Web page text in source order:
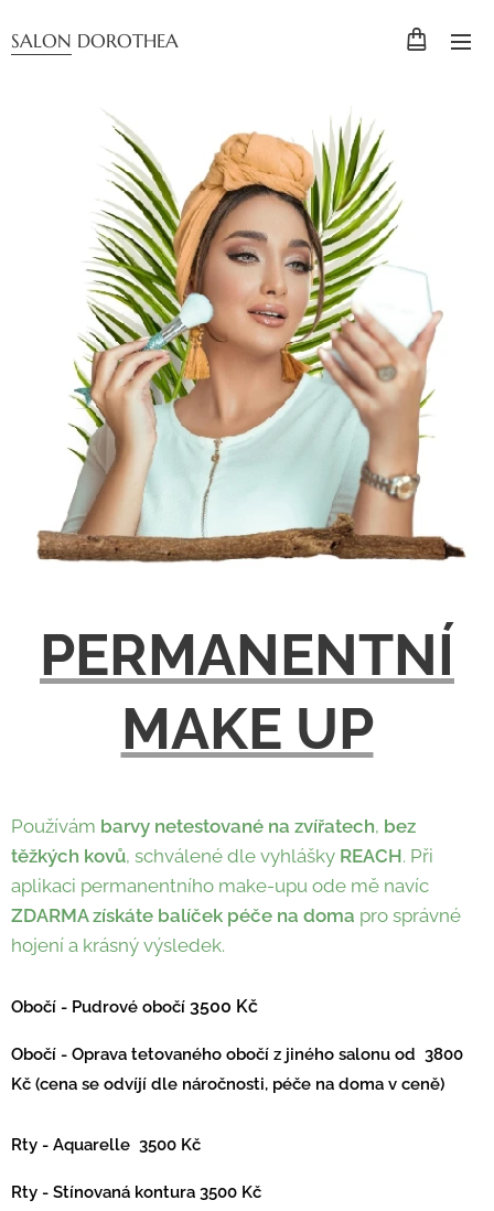
SALON DOROTHEA
PERMANENTNÍ
MAKE UP
Používám barvy netestované na zvířatech, bez
těžkých kovů, schválené dle vyhlášky REACH. Při
aplikaci permanentního make-upu ode mě navíc
ZDARMA získáte balíček péče na doma pro správné
hojení a krásný výsledek.
Obočí - Pudrové obočí 3500 Kč
Obočí - Oprava tetovaného obočí z jiného salonu od 3800
Kč (cena se odvíjí dle náročnosti, péče na doma v ceně)
Rty - Aquarelle 3500 Kč
Rty - Stínovaná kontura 3500 Kč